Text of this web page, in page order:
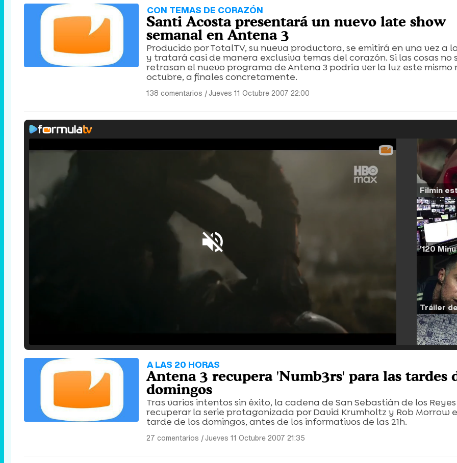
CON TEMAS DE CORAZÓN
Santi Acosta presentará un nuevo late show
semanal en Antena 3
Producido por TotalTV, su nueva productora, se emitirá en una vez a
y tratará casi de manera exclusiva temas del corazón. Si las cosas no
retrasan el nuevo programa de Antena 3 podría ver la luz este mismo
octubre, a finales concretamente.
138 comentarios |Jueves 11 Octubre 2007 22:00
A LAS 20 HORAS
Antena 3 recupera 'Numb3rs' para las tardes
domingos
Tras varios intentos sin éxito, la cadena de San Sebastián de los
recuperar la serie protagonizada por David Krumholtz y Rob Morrow
tarde de los domingos, antes de los informativos de las 21h.
27 comentarios |Jueves 11 Octubre 2007 21:35